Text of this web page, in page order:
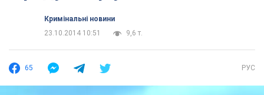
Кримінальні новини
23.10.2014 10:51
9,6 т.
65 РУС